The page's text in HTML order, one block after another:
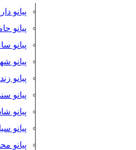
پیانو
پیانو
پیانو
پیانو
پیانو
پیانو
پیانو
پیانو
پیانو